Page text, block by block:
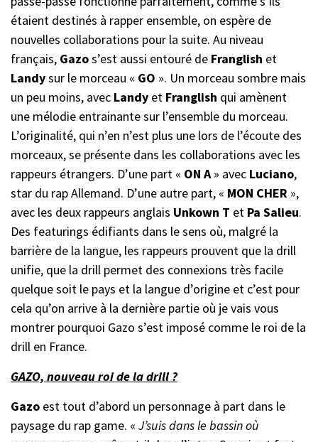
étaient destinés à rapper ensemble, on espère de
nouvelles collaborations pour la suite. Au niveau
français, Gazos’est aussi entouré de Franglish et
Landysur le morceau « GO ». Un morceau sombre mais
un peu moins, avec Landy et Franglish qui amènent
une mélodie entrainante sur l’ensemble du morceau.
L’originalité, qui n’en n’est plus une lors de l’écoute des
morceaux, se présente dans les collaborations avec les
rappeurs étrangers. D’une part « ON A» avec Luciano,
star du rap Allemand. D’une autre part, « MON CHER »,
avec les deux rappeurs anglais Unkown T et Pa Salieu.
Des featurings édifiants dans le sens où, malgré la
barrière de la langue, les rappeurs prouvent que la drill
unifie, que la drill permet des connexions très facile
quelque soit le pays et la langue d’origine et c’est pour
cela qu’on arrive à la dernière partie où je vais vous
montrer pourquoi Gazo s’est imposé comme le roi de la
drill en France.
GAZO, nouveau roi de la drill ?
Gazo est tout d’abord un personnage à part dans le
paysage du rap game. « J’suis dans le bassin où